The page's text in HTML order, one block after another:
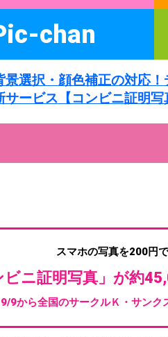
chan
景選択・ 顔色補正の対応！
サービス 【コンビニ証明写
スマホの写真を200円
ニ証明写真」が約
9/9から全国のサークルＫ・サンク